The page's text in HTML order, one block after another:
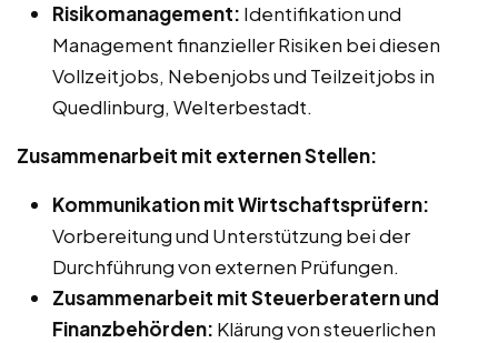
Risikomanagement: Identifikation und
Management finanzieller Risiken bei diesen
Vollzeitjobs, Nebenjobs und Teilzeitjobs in
Quedlinburg, Welterbestadt.
Zusammenarbeit mit externen Stellen:
Kommunikation mit Wirtschaftsprüfern:
Vorbereitung und Unterstützung bei der
Durchführung von externen Prüfungen.
Zusammenarbeit mit Steuerberatern und
Finanzbehörden: Klärung von steuerlichen